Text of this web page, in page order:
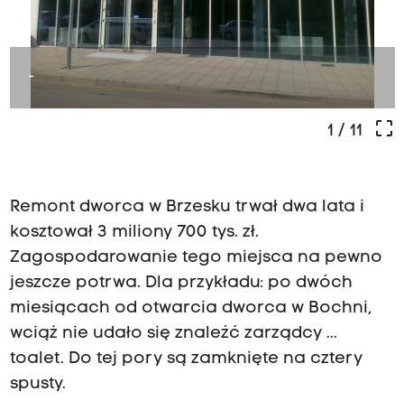
-
crop_free
1 / 11
Remont dworca w Brzesku trwał dwa lata i
kosztował 3 miliony 700 tys. zł.
Zagospodarowanie tego miejsca na pewno
jeszcze potrwa. Dla przykładu: po dwóch
miesiącach od otwarcia dworca w Bochni,
wciąż nie udało się znaleźć zarządcy ...
toalet. Do tej pory są zamknięte na cztery
spusty.